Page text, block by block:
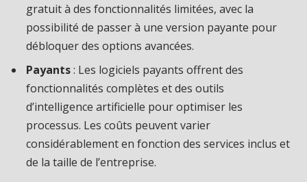
gratuit à des fonctionnalités limitées, avec la
possibilité de passer à une version payante pour
débloquer des options avancées.
Payants: Les logiciels payants offrent des
fonctionnalités complètes et des outils
d’intelligence artificielle pour optimiser les
processus. Les coûts peuvent varier
considérablement en fonction des services inclus et
de la taille de l’entreprise.